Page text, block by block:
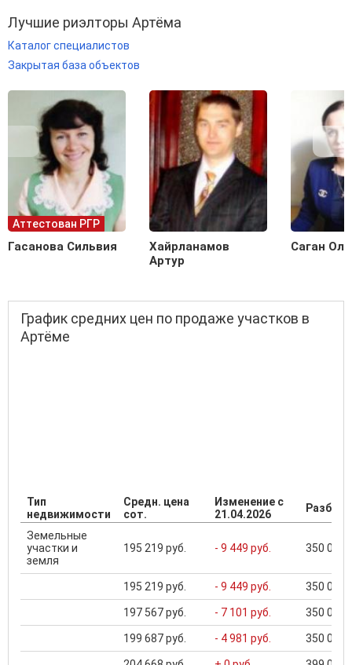
Лучшие риэлторы Артёма
Каталог специалистов
Закрытая база объектов
Аттестован РГР
Гасанова Сильвия
Хайрланамов
Артур
Саган
График средних цен по продаже участков в
Артёме
Тип
недвижимости
Средн. цена
сот.
Изменение с
21.04.2026
Земельные
участки и
земля
195 219 руб. - 9 449 руб. 350 000
195 219 руб. - 9 449 руб. 350 000
197 567 руб. - 7 101 руб. 350 000
199 687 руб. - 4 981 руб. 350 000